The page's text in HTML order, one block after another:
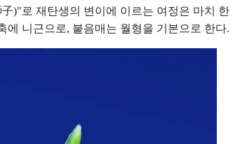
)"로 재탄생의 변이에 이르는 여정은 마치 한
에 니근으로, 붙음매는 월형을 기본으로 한다.